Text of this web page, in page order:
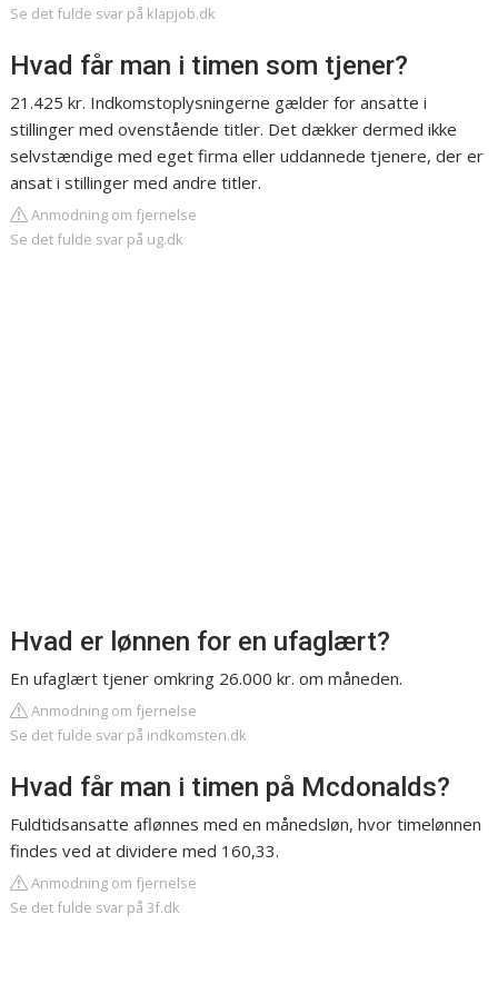
Se det fulde svar på klapjob.dk
Hvad får man i timen som tjener?
21.425 kr. Indkomstoplysningerne gælder for ansatte i
stillinger med ovenstående titler. Det dækker dermed ikke
selvstændige med eget firma eller uddannede tjenere, der er
ansat i stillinger med andre titler.
Anmodning om fjernelse
Se det fulde svar på ug.dk
Hvad er lønnen for en ufaglært?
En ufaglært tjener omkring 26.000 kr. om måneden.
Anmodning om fjernelse
Se det fulde svar på indkomsten.dk
Hvad får man i timen på Mcdonalds?
Fuldtidsansatte aflønnes med en månedsløn, hvor timelønnen
findes ved at dividere med 160,33.
Anmodning om fjernelse
Se det fulde svar på 3f.dk